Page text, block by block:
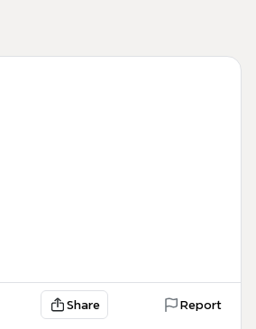
Share Report